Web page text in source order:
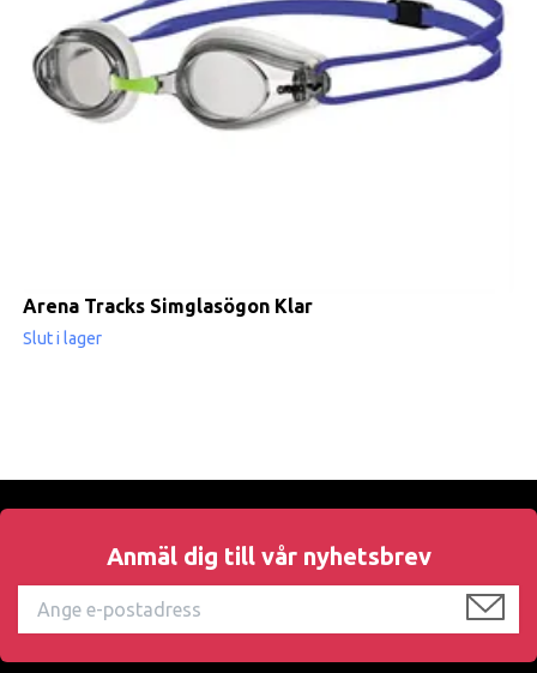
Arena Tracks Simglasögon Klar
Slut i lager
Anmäl dig till vår nyhetsbrev